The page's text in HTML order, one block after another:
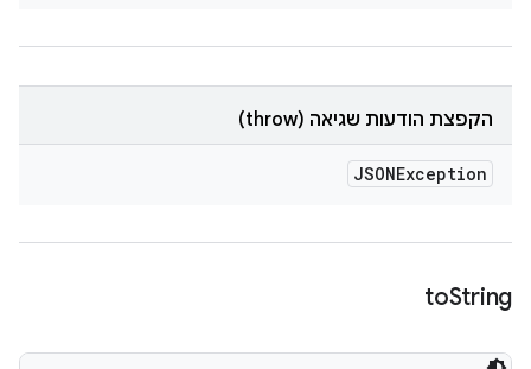
הקפצת הודעות שגיאה (throw)
JSONException
toString